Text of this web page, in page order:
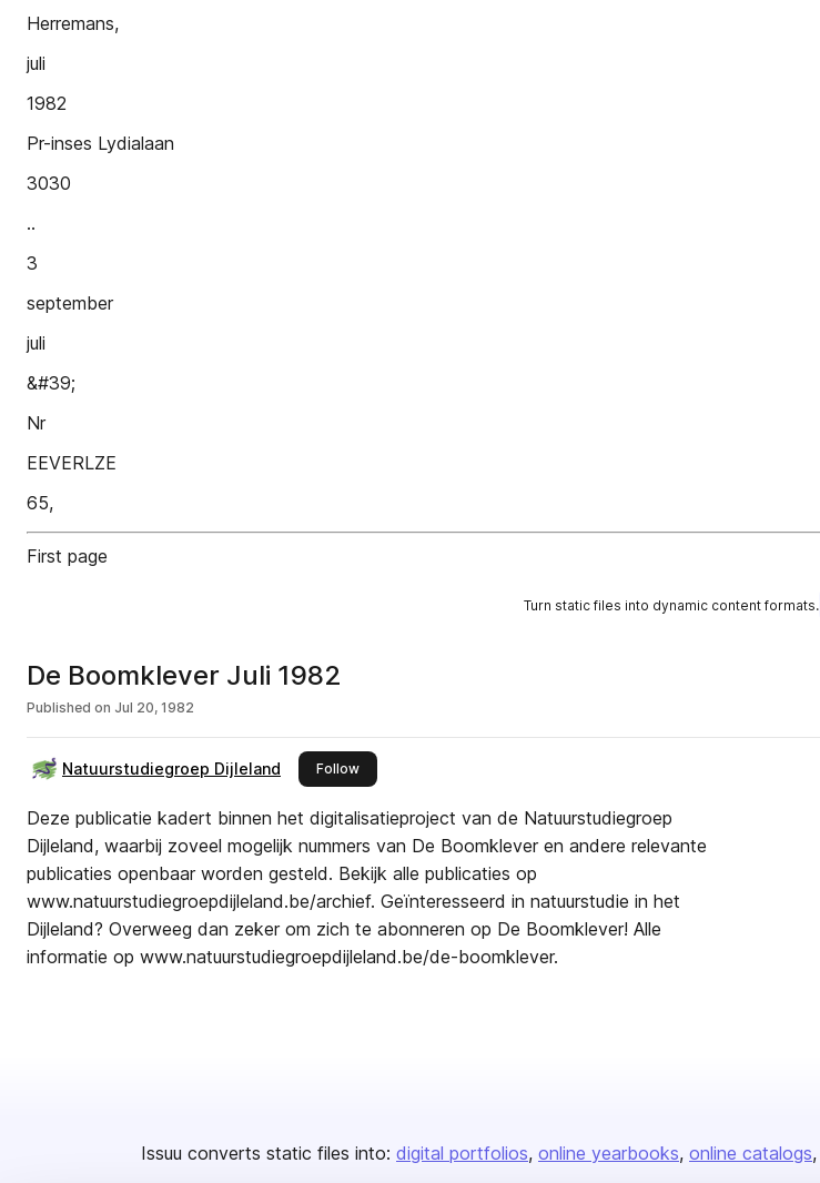
Herremans,
juli
1982
Pr-inses Lydialaan
3030
..
3
september
juli
&#39;
Nr
EEVERLZE
65,
First page
Turn static files into dynamic content formats.
De Boomklever Juli 1982
Published on Jul 20, 1982
Natuurstudiegroep Dijleland Followthis publisher
Deze publicatie kadert binnen het digitalisatieproject van de Natuurstudiegroep
Dijleland, waarbij zoveel mogelijk nummers van De Boomklever en andere relevante
publicaties openbaar worden gesteld. Bekijk alle publicaties op
www.natuurstudiegroepdijleland.be/archief. Geïnteresseerd in natuurstudie in het
Dijleland? Overweeg dan zeker om zich te abonneren op De Boomklever! Alle
informatie op www.natuurstudiegroepdijleland.be/de-boomklever.
Issuu converts static files into: digital portfolios online yearbooks online catalogs